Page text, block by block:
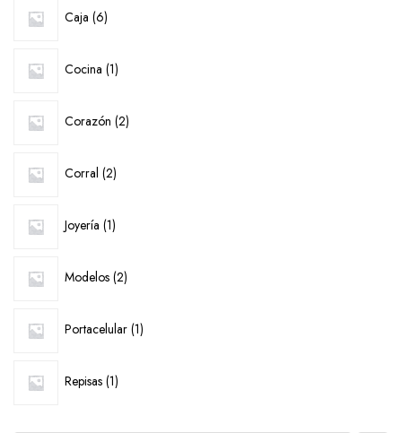
Caja 6products
Cocina 1product
Corazón 2products
Corral 2products
Joyería 1product
Modelos 2products
Portacelular 1product
Repisas 1product